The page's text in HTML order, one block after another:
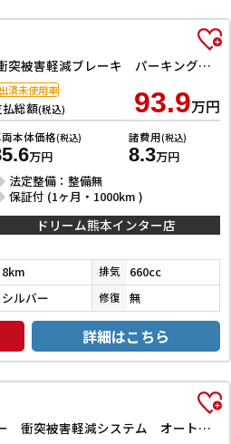
L SAIII 届出済未使用車 衝突被害軽減ブレーキ パーキングセンサー オートハイビーム 横滑り防止 キーレス アイドリングストップ アクセサリーソケット マニュアルエアコン パワーウィンドウ
払総額(税込) 93.9万円
本体価格(税込)
万円
諸費用(税込)
8.3万円
法定整備：整備無
保証付 (1ヶ月・1000km )
済未使用車
ドリーム熊本インター店
8km 排気 660cc
シルバー 修復 無
詳細はこちら
L SAIII クリアランスソナー 衝突被害軽減システム オートマチックハイビーム オートライト キーレスエントリー アイドリングストップ CVT 盗難防止システム ABS ESC 衝突安全ボディ エアコン